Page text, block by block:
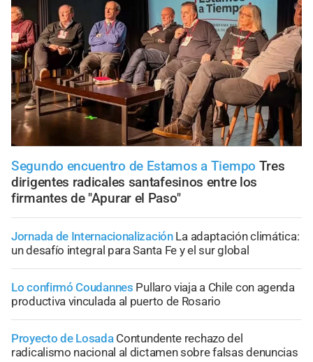
Segundo encuentro de Estamos a Tiempo Tres
dirigentes radicales santafesinos entre los
firmantes de "Apurar el Paso"
Jornada de Internacionalización La adaptación climática:
un desafío integral para Santa Fe y el sur global
Lo confirmó Coudannes Pullaro viaja a Chile con agenda
productiva vinculada al puerto de Rosario
Proyecto de Losada Contundente rechazo del
radicalismo nacional al dictamen sobre falsas denuncias